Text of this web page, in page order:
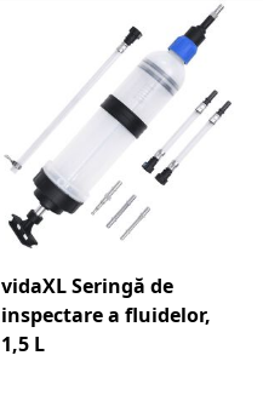
vidaXL Seringă de
inspectare a fluidelor,
1,5 L